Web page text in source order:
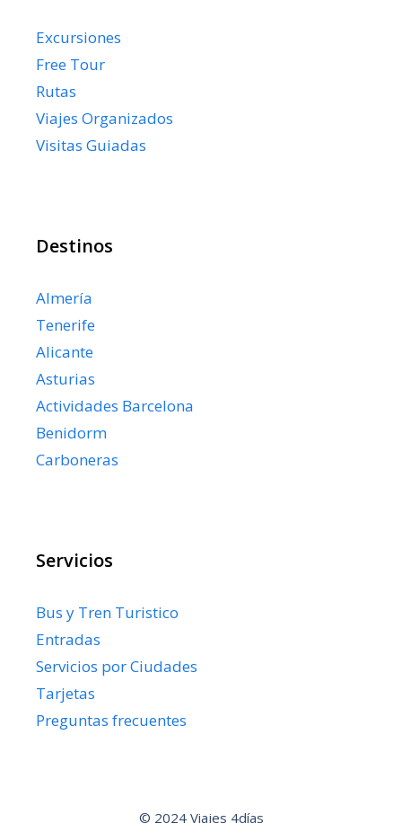
Excursiones
Free Tour
Rutas
Viajes Organizados
Visitas Guiadas
Destinos
Almería
Tenerife
Alicante
Asturias
Actividades Barcelona
Benidorm
Carboneras
Servicios
Bus y Tren Turistico
Entradas
Servicios por Ciudades
Tarjetas
Preguntas frecuentes
© 2024 Viajes 4días